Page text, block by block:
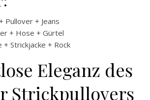
Pullover + Jeans
+ Hose + Gürtel
+ Strickjacke + Rock
Eleganz des
Strickpullovers